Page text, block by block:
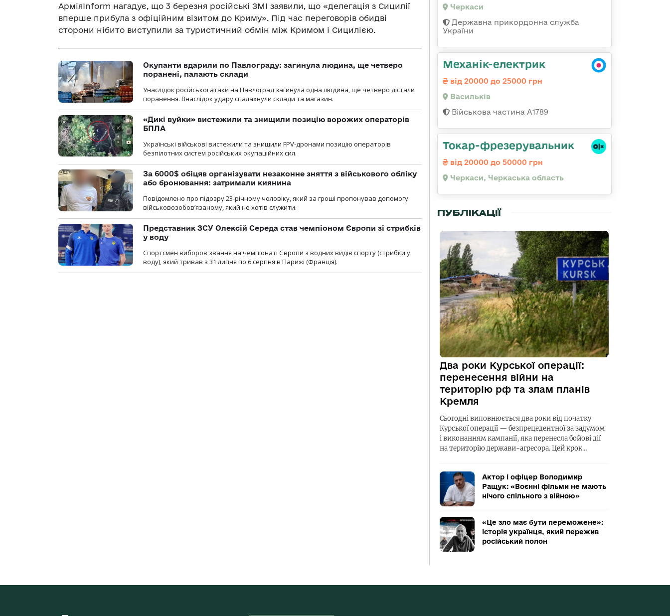
АрміяInform нагадує, що 3 березня російські ЗМІ заявили, що «делегація з Сицилії
вперше прибула з офіційним візитом до Криму». Під час переговорів обидві
сторони нібито виступили за туристичний обмін між Кримом і Сицилією.
Окупанти вдарили по Павлограду: загинула людина, ще четверо
поранені, палають склади
Унаслідок російської атаки на Павлоград загинула одна людина, ще четверо дістали
поранення. Внаслідок удару спалахнули склади та магазин.
«Дикі вуйки» вистежили та знищили позицію ворожих операторів
БПЛА
Українські військові вистежили та знищили FPV-дронами позицію операторів
безпілотних систем російських окупаційних сил.
За 6000$ обіцяв організувати незаконне зняття з військового обліку
або бронювання: затримали киянина
Повідомлено про підозру 23-річному чоловіку, який за гроші пропонував допомогу
військовозобов’язаному, який не хотів служити.
Представник ЗСУ Олексій Середа став чемпіоном Європи зі стрибків
у воду
Спортсмен виборов звання на чемпіонаті Європи з водних видів спорту (стрибки у
воду), який тривав з 31 липня по 6 серпня в Парижі (Франція).
Черкаси
Державна прикордонна служба
України
Механік-електрик
від 20000 до 25000 грн
Васильків
Військова частина А1789
Токар-фрезерувальник
від 20000 до 50000 грн
Черкаси, Черкаська область
ПУБЛІКАЦІЇ
Два роки Курської операції:
перенесення війни на
територію рф та злам планів
Кремля
Сьогодні виповнюється два роки від початку
Курської операції — безпрецедентної за задумом
і виконанням кампанії, яка перенесла бойові дії
на територію держави-агресора. Цей крок…
Актор і офіцер Володимир
Ращук: «Воєнні фільми не мають
нічого спільного з війною»
«Це зло має бути переможене»:
історія українця, який пережив
російський полон